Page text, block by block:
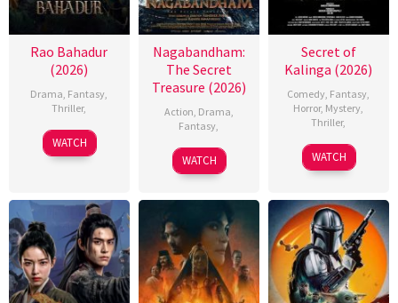
Rao Bahadur
(2026)
Drama, Fantasy,
Thriller,
WATCH
Nagabandham:
The Secret
Treasure (2026)
Action, Drama,
Fantasy,
WATCH
Secret of
Kalinga (2026)
Comedy, Fantasy,
Horror, Mystery,
Thriller,
WATCH